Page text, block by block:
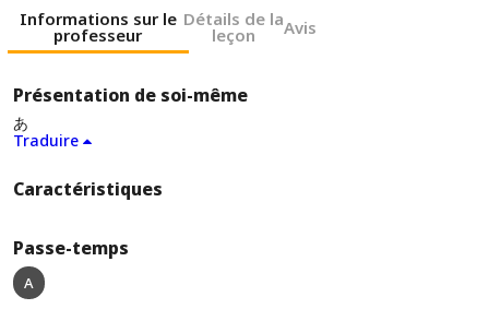
Informations sur le
professeur
Détails de la
leçon Avis
Présentation de soi-même
あ
Traduire
Caractéristiques
Passe-temps
A